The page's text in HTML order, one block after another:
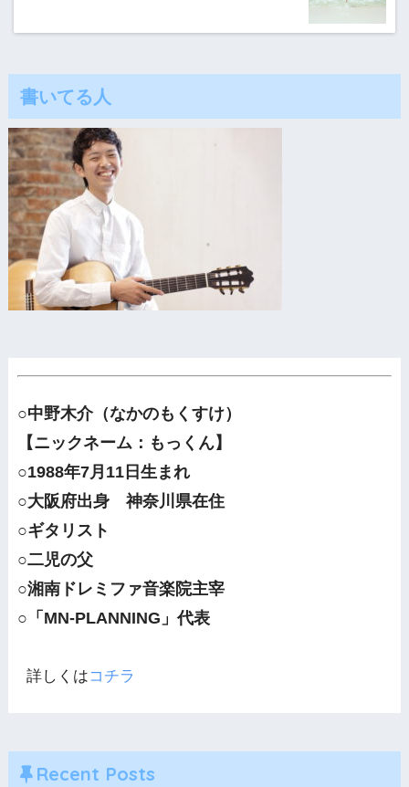
書いてる人
○中野木介（なかのもくすけ）
【ニックネーム：もっくん】
○1988年7月11日生まれ
○大阪府出身 神奈川県在住
○ギタリスト
○二児の父
○湘南ドレミファ音楽院主宰
○「MN-PLANNING」代表
詳しくはコチラ
Recent Posts